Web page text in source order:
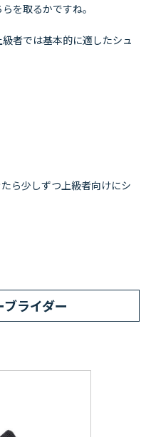
を取るかですね。
者では基本的に適したシュ
ら少しずつ上級者向けにシ
ライダー